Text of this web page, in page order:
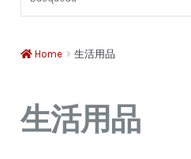
Sederia
HogarHome 生活用品
生活用品